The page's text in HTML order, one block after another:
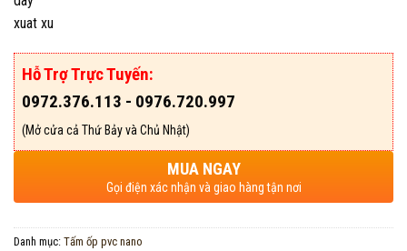
xuat xu
Hỗ Trợ Trực Tuyến:
0972.376.113 - 0976.720.997
(Mở cửa cả Thứ Bảy và Chủ Nhật)
MUA NGAY
Gọi điện xác nhận và giao hàng tận nơi
Danh mục: Tấm ốp pvc nano